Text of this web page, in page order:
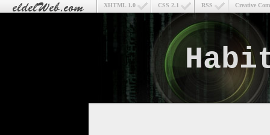
Creative
RSS
CSS 2.1
XHTML 1.0